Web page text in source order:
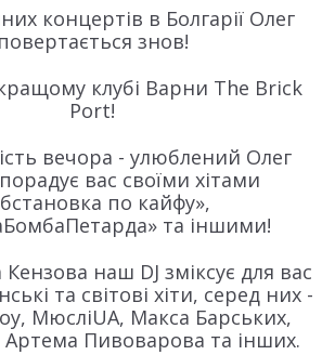
концертів в Болгарії Олег
повертається знов!
клубі Варни The Brick
Port!
вечора - улюблений Олег
вас своїми хітами
по кайфу»,
та іншими!
Кензова наш DJ зміксує для вас
та світові хіти, серед них -
МюсліUA, Макса Барських,
Артема Пивоварова та інших.